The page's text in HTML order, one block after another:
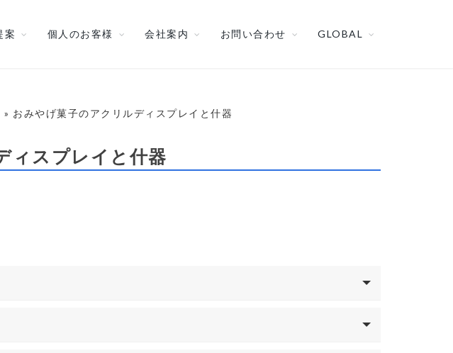
案 個人のお客様 会社案内 お問い合わせ GLOBAL
おみやげ菓子のアクリルディスプレイと什器
ィスプレイと什器